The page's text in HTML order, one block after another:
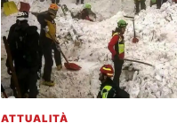
ATTUALITÀ